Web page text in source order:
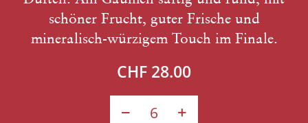
schöner Frucht, guter Frische und
mineralisch-würzigem Touch im Finale.
CHF 28.00